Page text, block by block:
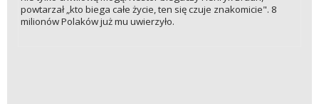
powtarzał „kto biega całe życie, ten się czuje znakomicie". 8
milionów Polaków już mu uwierzyło.